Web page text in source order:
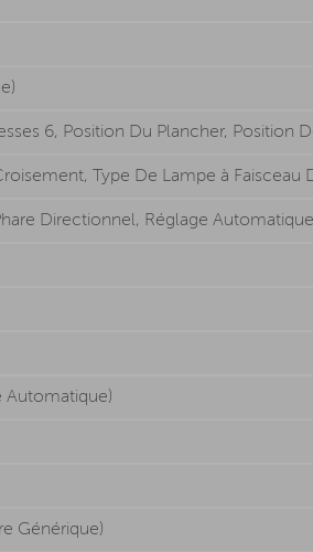
6, Position Du Plancher, Position
Type De Lampe à Faisceau
Directionnel, Réglage
Automatique)
Générique)